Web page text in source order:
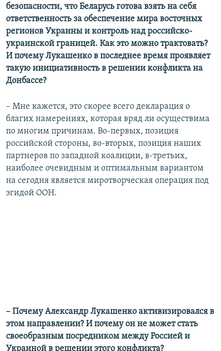
безопасности, что Беларусь готова взять на себя
ответственность за обеспечение мира восточных
регионов Украины и контроль над российско-
украинской границей. Как это можно трактовать?
И почему Лукашенко в последнее время проявляет
такую инициативность в решении конфликта на
Донбассе?
– Мне кажется, это скорее всего декларация о
благих намерениях, которая вряд ли осуществима
по многим причинам. Во-первых, позиция
российской стороны, во-вторых, позиция наших
партнеров по западной коалиции, в-третьих,
наиболее очевидным и оптимальным вариантом
на сегодня является миротворческая операция под
эгидой ООН.
– Почему Александр Лукашенко активизировался в
этом направлении? И почему он не может стать
своеобразным посредником между Россией и
Украиной в решении этого конфликта?